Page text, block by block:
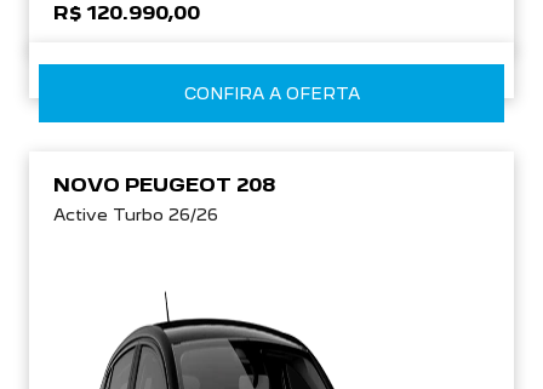
R$ 120.990,00
CONFIRA A OFERTA
NOVO PEUGEOT 208
Active Turbo 26/26